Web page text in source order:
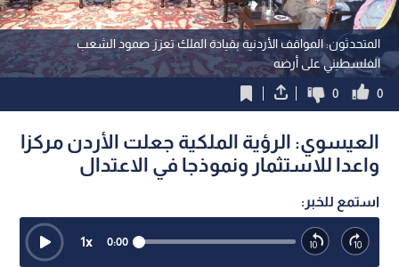
المتحدثون: المواقف الأردنية بقيادة الملك تعزز صمود الشعب
الفلسطيني على أرضه
0
0
العيسوي: الرؤية الملكية جعلت الأردن مركزا
واعدا للاستثمار ونموذجا في الاعتدال
استمع للخبر:
0:00
1x